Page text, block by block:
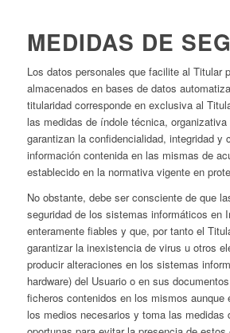
MEDIDAS DE
Los datos personales que facilite al Titular
almacenados en bases de datos
titularidad corresponde en exclusiva al
las medidas de índole técnica,
garantizan la confidencialidad, integridad y
información contenida en las mismas de
establecido en la normativa vigente en
No obstante, debe ser consciente de que
seguridad de los sistemas informáticos en
enteramente fiables y que, por tanto el
garantizar la inexistencia de virus u otros
producir alteraciones en los sistemas
hardware) del Usuario o en sus
ficheros contenidos en los mismos aunque
los medios necesarios y toma las medidas